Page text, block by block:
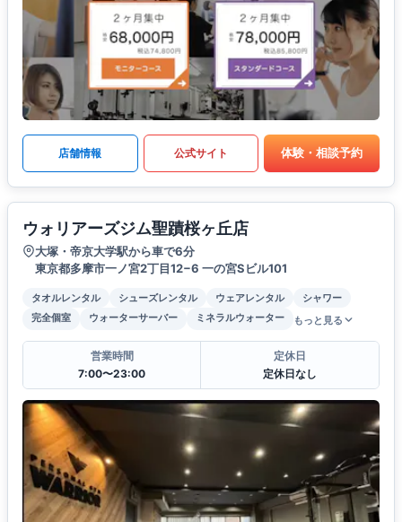
店舗情報 公式サイト 体験・相談予約
ウォリアーズジム聖蹟桜ヶ丘店
大塚・帝京大学駅から車で6分
東京都多摩市一ノ宮2丁目12−6 一の宮Sビル101
タオルレンタル シューズレンタル ウェアレンタル
シャワー
完全個室
ウォーターサーバー ミネラルウォーター もっと見る
営業時間
7:00〜23:00
定休日
定休日なし